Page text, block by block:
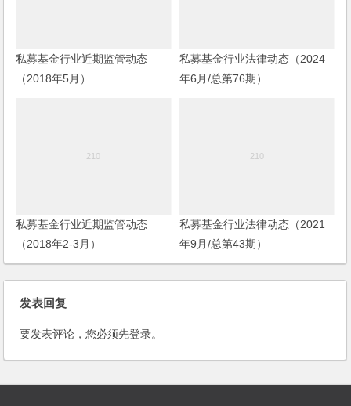
私募基金行业近期监管动态
（2018年5月）
私募基金行业法律动态（2024
年6月/总第76期）
私募基金行业近期监管动态
（2018年2-3月）
私募基金行业法律动态（2021
年9月/总第43期）
发表回复
要发表评论，您必须先登录。